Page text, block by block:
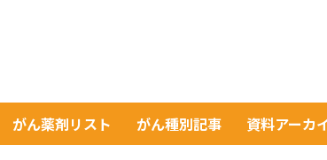
がん薬剤リスト がん種別記事 資料アーカ